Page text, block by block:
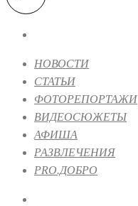
НОВОСТИ
СТАТЬИ
ФОТОРЕПОРТАЖИ
ВИДЕОСЮЖЕТЫ
АФИША
РАЗВЛЕЧЕНИЯ
PRO.ДОБРО